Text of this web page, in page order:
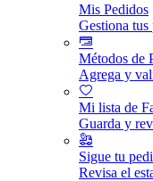
Mis Pedidos
Gestiona tus
Métodos de
Agrega y
Mi lista de
Guarda y
Sigue tu
Revisa el